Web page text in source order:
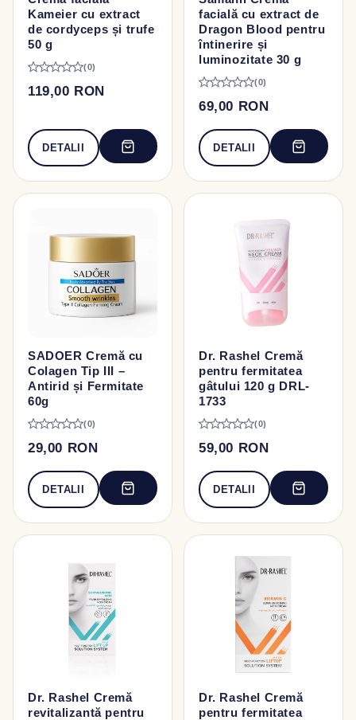
Kameier cu extract
de cordyceps și trufe
50 g
(0)
119,00 RON
DETALII
facială cu extract de
Dragon Blood pentru
întinerire și
luminozitate 30 g
(0)
69,00 RON
DETALII
SADOER Cremă cu
Colagen Tip III –
Antirid și Fermitate
60g
(0)
29,00 RON
DETALII
Dr. Rashel Cremă
pentru fermitatea
gâtului 120 g DRL-
1733
(0)
59,00 RON
DETALII
Dr. Rashel Cremă
revitalizantă pentru
Dr. Rashel Cremă
pentru fermitatea